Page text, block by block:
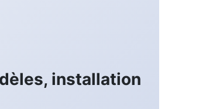
installation